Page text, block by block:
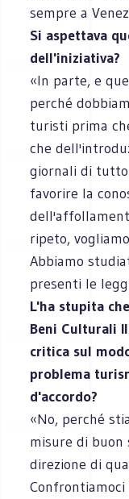
sempre a
Si aspettava
dell'iniziativa?
«In parte, e
perché
turisti prima
che
giornali di
favorire la
ripeto,
Abbiamo
presenti le
L'ha stupita
Beni Culturali
critica sul
problema
d'accordo?
«No, perché
misure di buon
direzione di